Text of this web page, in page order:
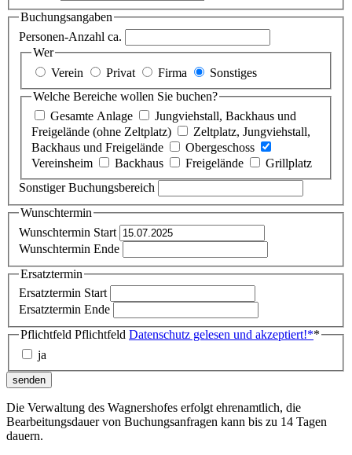
Buchungsangaben
Personen-Anzahl ca.
Wer
Verein
Privat Firma
Sonstiges
Welche Bereiche wollen Sie buchen?
Gesamte Anlage
Jungviehstall, Backhaus und
Freigelände (ohne Zeltplatz)
Zeltplatz, Jungviehstall,
Backhaus und Freigelände
Obergeschoss
Vereinsheim
Backhaus Freigelände
Grillplatz
Sonstiger Buchungsbereich
Wunschtermin
Wunschtermin Start
Wunschtermin Ende
Ersatztermin
Ersatztermin Start
Ersatztermin Ende
Pflichtfeld Pflichtfeld Datenschutz gelesen und akzeptiert!**
ja
senden
Die Verwaltung des Wagnershofes erfolgt ehrenamtlich, die
Bearbeitungsdauer von Buchungsanfragen kann bis zu 14 Tagen
dauern.